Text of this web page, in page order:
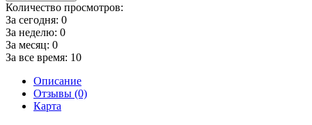
Количество просмотров:
За сегодня: 0
За неделю: 0
За месяц: 0
За все время: 10
Описание
Отзывы (0)
Карта